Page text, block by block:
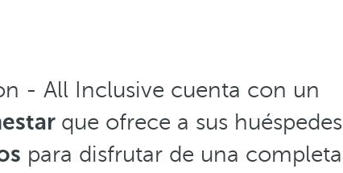
- All Inclusive cuenta con un
que ofrece a sus huéspedes
para disfrutar de una completa